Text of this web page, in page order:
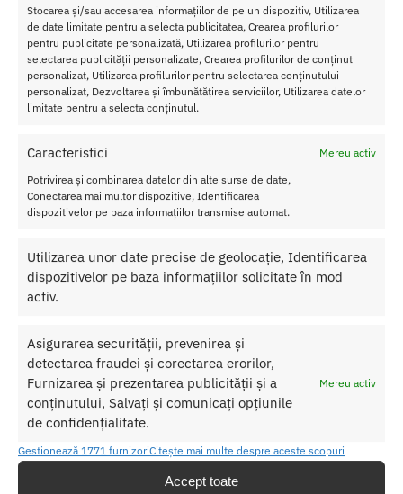
Stocarea și/sau accesarea informațiilor de pe un dispozitiv, Utilizarea
de date limitate pentru a selecta publicitatea, Crearea profilurilor
pentru publicitate personalizată, Utilizarea profilurilor pentru
selectarea publicității personalizate, Crearea profilurilor de conținut
personalizat, Utilizarea profilurilor pentru selectarea conținutului
personalizat, Dezvoltarea și îmbunătățirea serviciilor, Utilizarea datelor
limitate pentru a selecta conținutul.
Caracteristici
Mereu activ
Potrivirea și combinarea datelor din alte surse de date,
Conectarea mai multor dispozitive, Identificarea
dispozitivelor pe baza informațiilor transmise automat.
Utilizarea unor date precise de geolocație, Identificarea
dispozitivelor pe baza informațiilor solicitate în mod
activ.
Asigurarea securității, prevenirea și
detectarea fraudei și corectarea erorilor,
Furnizarea și prezentarea publicității și a
conținutului, Salvați și comunicați opțiunile
de confidențialitate.
Mereu activ
Gestionează 1771 furnizoriCitește mai multe despre aceste scopuri
Accept toate
Women.
A nu se
depasi
doza
maxima
Cantitate:2 capsule
Sex – Pentru Femei
Ingrediente : 35,6% L-arginina, 33,9% pulbere de radacina de
Damiana, 11,9% extract de rodie, agent de separare, stearat de
Pentru Femei ERO PRORINO
Produse similare